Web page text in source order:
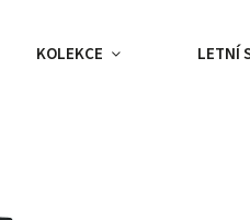
KOLEKCE LETNÍ